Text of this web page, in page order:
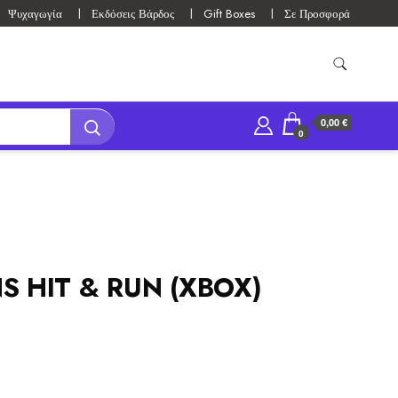
Ψυχαγωγία Εκδόσεις Βάρδος Gift Boxes Σε Προσφορά
0
0,00 €
HIT & RUN (XBOX)